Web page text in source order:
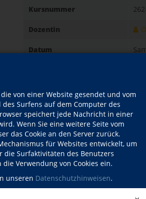
von einer Website gesendet und vom
Surfens auf dem Computer des
speichert jede Nachricht in einer
Wenn Sie eine weitere Seite vom
das Cookie an den Server zurück.
für Websites entwickelt, um
Surfaktivitäten des Benutzers
Verwendung von Cookies ein.
unseren Datenschutzhinweisen.
Kursnummer
Dozentin
Datum
Gebühr
Ort